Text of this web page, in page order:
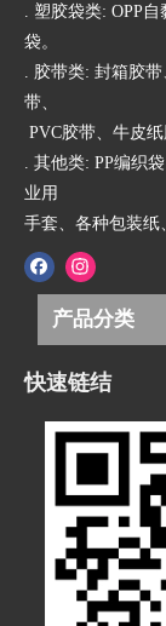
. 塑胶袋类: OPP
袋。
. 胶带类: 封箱胶
带、
PVC胶带、牛皮
. 其他类: PP编织
业用
手套、各种包装纸
产品分类
快速链结